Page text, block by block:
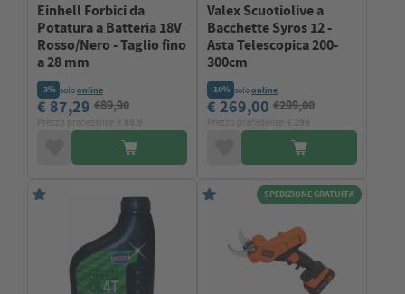
Einhell Forbici da
Potatura a Batteria 18V
Rosso/Nero - Taglio fino
a 28 mm
-3% soloonline
€ 87,29 €89,90
Valex Scuotiolive a
Bacchette Syros 12 -
Asta Telescopica 200-
300cm
-10% soloonline
€ 269,00 €299,00
SPEDIZIONE GRATUITA